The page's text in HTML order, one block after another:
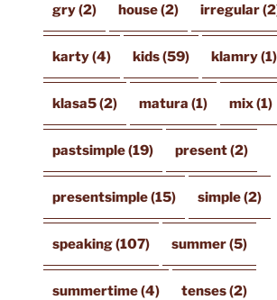
gry(2) house(2) irregular
karty(4) kids(59) klamry(1)
klasa5(2) matura (1) mix(1)
pastsimple(19) present(2)
presentsimple(15) simple(2)
speaking(107) summer(5)
summertime(4) tenses(2)